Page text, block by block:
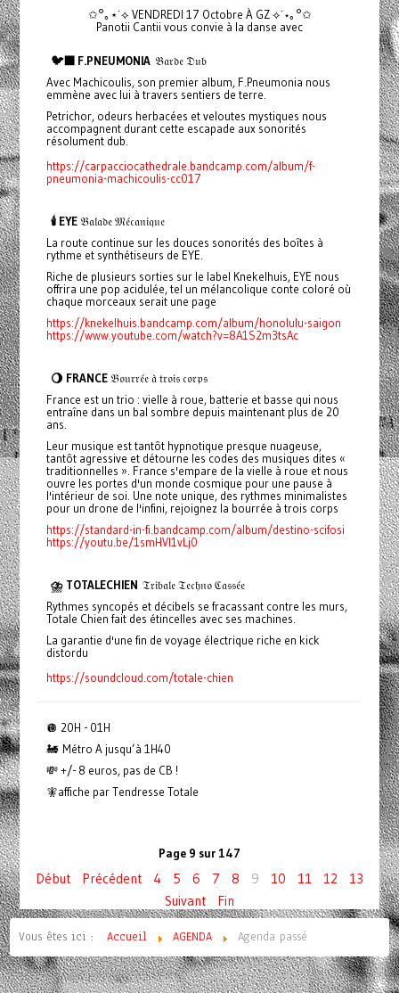
✩°｡⋆˙⟡ VENDREDI 17 Octobre À GZ ⟡˙⋆｡°✩
Panotii Cantii vous convie à la danse avec
🐦‍⬛ F.PNEUMONIA𝔅𝔞𝔯𝔡𝔢 𝔇𝔲𝔟
Avec Machicoulis, son premier album, F.Pneumonia nous
emmène avec lui à travers sentiers de terre.
Petrichor, odeurs herbacées et veloutes mystiques nous
accompagnent durant cette escapade aux sonorités
résolument dub.
https://carpacciocathedrale.bandcamp.com/album/f-
pneumonia-machicoulis-cc017
🕯️ EYE𝔅𝔞𝔩𝔞𝔡𝔢 𝔐𝔢́𝔠𝔞𝔫𝔦𝔮𝔲𝔢
La route continue sur les douces sonorités des boîtes à
rythme et synthétiseurs de EYE.
Riche de plusieurs sorties sur le label Knekelhuis, EYE nous
offrira une pop acidulée, tel un mélancolique conte coloré où
chaque morceaux serait une page
https://knekelhuis.bandcamp.com/album/honolulu-saigon
https://www.youtube.com/watch?v=8A1S2m3tsAc
🌖 FRANCE𝔅𝔬𝔲𝔯𝔯𝔢́𝔢 𝔞̀ 𝔱𝔯𝔬𝔦𝔰 𝔠𝔬𝔯𝔭𝔰
France est un trio : vielle à roue, batterie et basse qui nous
entraîne dans un bal sombre depuis maintenant plus de 20
ans.
Leur musique est tantôt hypnotique presque nuageuse,
tantôt agressive et détourne les codes des musiques dites «
traditionnelles ». France s'empare de la vielle à roue et nous
ouvre les portes d'un monde cosmique pour une pause à
l'intérieur de soi. Une note unique, des rythmes minimalistes
pour un drone de l'infini, rejoignez la bourrée à trois corps
https://standard-in-fi.bandcamp.com/album/destino-scifosi
https://youtu.be/1smHVI1vLj0
⛈️ TOTALECHIEN 𝔗𝔯𝔦𝔟𝔞𝔩𝔢 𝔗𝔢𝔠𝔥𝔫𝔬 ℭ𝔞𝔰𝔰𝔢́𝔢
Rythmes syncopés et décibels se fracassant contre les murs,
Totale Chien fait des étincelles avec ses machines.
La garantie d'une fin de voyage électrique riche en kick
distordu
https://soundcloud.com/totale-chien
🪩 20H - 01H
🚂 Métro A jusqu’à 1H40
💸 +/- 8 euros, pas de CB !
🧚affiche par Tendresse Totale
Page 9 sur 147
Début Précédent 4 5 6 7 8 9 10 11 12
13
Suivant
Fin
Vous êtes ici : Accueil AGENDA Agenda passé